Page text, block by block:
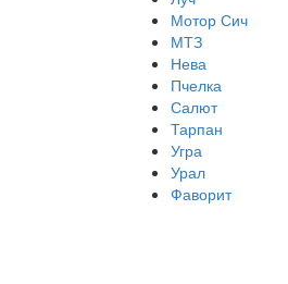
Мотор Сич
МТЗ
Нева
Пчелка
Салют
Тарпан
Угра
Урал
Фаворит